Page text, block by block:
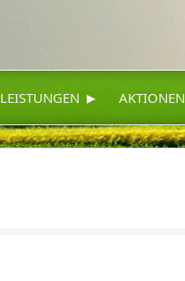
LEISTUNGEN ▸ AKTIONEN